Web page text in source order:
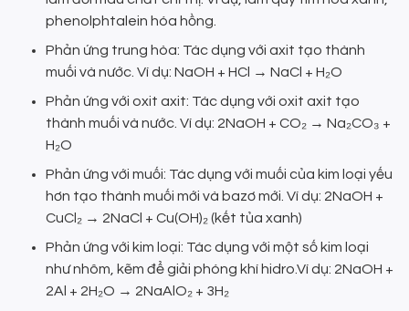
phenolphtalein hóa hồng.
Phản ứng trung hòa: Tác dụng với axit tạo thành
muối và nước. Ví dụ: NaOH + HCl → NaCl + H₂O
Phản ứng với oxit axit: Tác dụng với oxit axit tạo
thành muối và nước. Ví dụ: 2NaOH + CO₂ → Na₂CO₃ +
H₂O
Phản ứng với muối: Tác dụng với muối của kim loại yếu
hơn tạo thành muối mới và bazơ mới. Ví dụ: 2NaOH +
CuCl₂ → 2NaCl + Cu(OH)₂ (kết tủa xanh)
Phản ứng với kim loại: Tác dụng với một số kim loại
như nhôm, kẽm để giải phóng khí hidro.Ví dụ: 2NaOH +
2Al + 2H₂O → 2NaAlO₂ + 3H₂